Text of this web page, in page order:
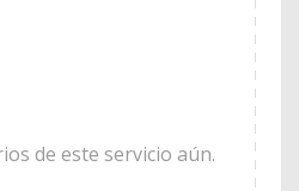
de este servicio aún.